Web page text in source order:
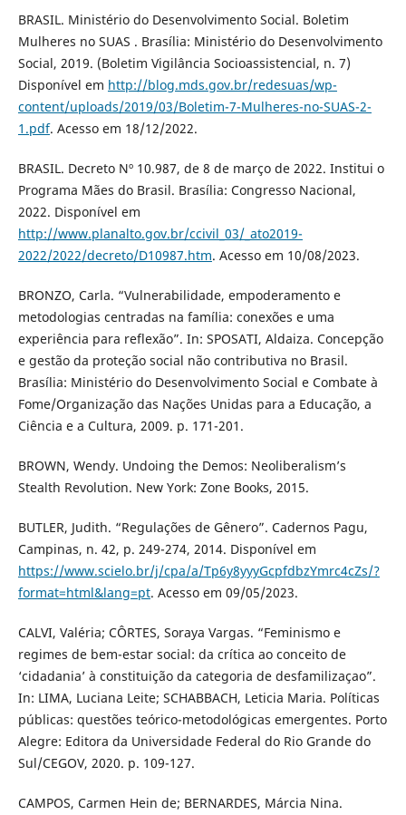
BRASIL. Ministério do Desenvolvimento Social. Boletim
Mulheres no SUAS . Brasília: Ministério do Desenvolvimento
Social, 2019. (Boletim Vigilância Socioassistencial, n. 7)
Disponível em http://blog.mds.gov.br/redesuas/wp-
content/uploads/2019/03/Boletim-7-Mulheres-no-SUAS-2-
1.pdf. Acesso em 18/12/2022.
BRASIL. Decreto Nº 10.987, de 8 de março de 2022. Institui o
Programa Mães do Brasil. Brasília: Congresso Nacional,
2022. Disponível em
http://www.planalto.gov.br/ccivil_03/_ato2019-
2022/2022/decreto/D10987.htm. Acesso em 10/08/2023.
BRONZO, Carla. “Vulnerabilidade, empoderamento e
metodologias centradas na família: conexões e uma
experiência para reflexão”. In: SPOSATI, Aldaiza. Concepção
e gestão da proteção social não contributiva no Brasil.
Brasília: Ministério do Desenvolvimento Social e Combate à
Fome/Organização das Nações Unidas para a Educação, a
Ciência e a Cultura, 2009. p. 171-201.
BROWN, Wendy. Undoing the Demos: Neoliberalism’s
Stealth Revolution. New York: Zone Books, 2015.
BUTLER, Judith. “Regulações de Gênero”. Cadernos Pagu,
Campinas, n. 42, p. 249-274, 2014. Disponível em
https://www.scielo.br/j/cpa/a/Tp6y8yyyGcpfdbzYmrc4cZs/?
format=html&lang=pt. Acesso em 09/05/2023.
CALVI, Valéria; CÔRTES, Soraya Vargas. “Feminismo e
regimes de bem-estar social: da crítica ao conceito de
‘cidadania’ à constituição da categoria de desfamilizaçao”.
In: LIMA, Luciana Leite; SCHABBACH, Leticia Maria. Políticas
públicas: questões teórico-metodológicas emergentes. Porto
Alegre: Editora da Universidade Federal do Rio Grande do
Sul/CEGOV, 2020. p. 109-127.
CAMPOS, Carmen Hein de; BERNARDES, Márcia Nina.